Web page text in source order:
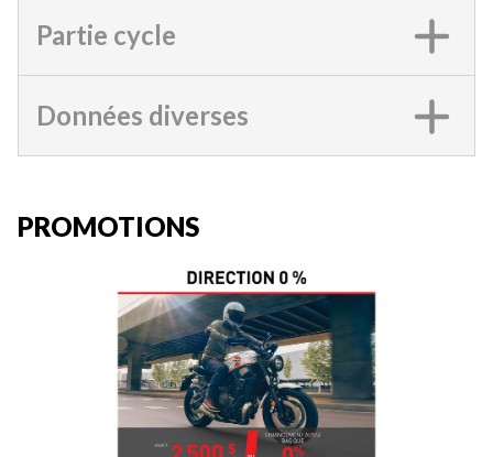
Partie cycle
Données diverses
PROMOTIONS